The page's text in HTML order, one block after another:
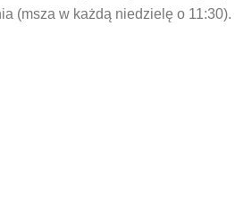
(msza w każdą niedzielę o 11:30).